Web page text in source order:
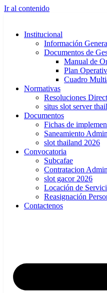
Ir al contenido
Institucional
Información
Documentos de
Manual de
Plan
Cuadro
Normativas
Resoluciones
situs slot server
Documentos
Fichas de
Saneamiento
slot thailand 2026
Convocatoria
Subcafae
Contratacion
slot gacor 2026
Locación de
Reasignación
Contactenos